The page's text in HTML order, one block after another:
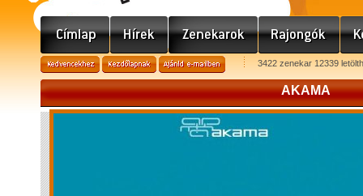
3422 zenekar 12339
AKAMA